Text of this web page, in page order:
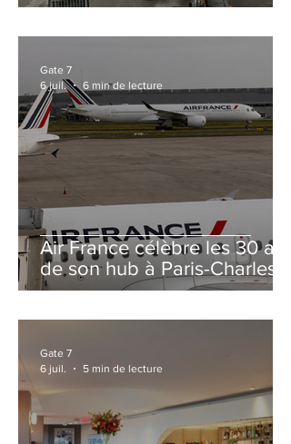
et Zurich
Air France célèbre les 30 ans
de son hub à Paris-Charles
de Gaulle
Gate 7
6 juil.
6 min de lecture
Gate 7
6 juil.
5 min de lecture